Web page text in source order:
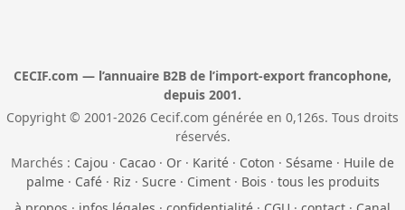
CECIF.com — l’annuaire B2B de l’import-export francophone,
depuis 2001.
Copyright © 2001-2026 Cecif.com générée en 0,126s. Tous droits
réservés.
Marchés : Cajou · Cacao · Or · Karité · Coton · Sésame · Huile de
palme· Café· Riz · Sucre· Ciment· Bois · tous les produits